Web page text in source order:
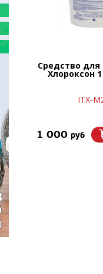
Средство для
Хлороксон
ITX-
1 000 руб